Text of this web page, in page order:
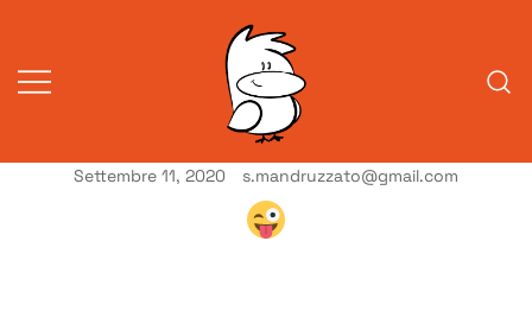
contenuto
A Venessia
Vita da veneziani
Settembre 11, 2020 s.mandruzzato@gmail.com